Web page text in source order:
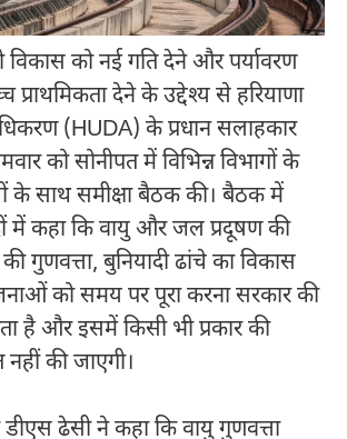
विकास को नई गति देने और पर्यावरण
प्राथमिकता देने के उद्देश्य से हरियाणा
(HUDA) के प्रधान सलाहकार
को सोनीपत में विभिन्न विभागों के
के साथ समीक्षा बैठक की। बैठक में
में कहा कि वायु और जल प्रदूषण की
गुणवत्ता, बुनियादी ढांचे का विकास
को समय पर पूरा करना सरकार की
है और इसमें किसी भी प्रकार की
नहीं की जाएगी।
डीएस ढेसी ने कहा कि वायु गुणवत्ता